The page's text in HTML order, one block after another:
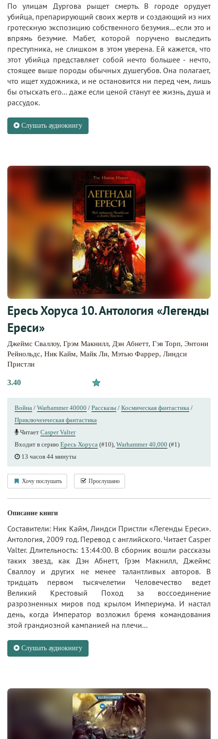
По улицам Дургова рыщет смерть. В городе орудует
убийца, препарирующий своих жертв и создающий из них
гротескную экспозицию собственного безумия... если это и
впрямь безумие. Мабет, которой поручено выследить
преступника, не слишком в этом уверена. Ей кажется, что
этот убийца представляет собой нечто большее - нечто,
стоящее выше породы обычных душегубов. Она полагает,
что ищет художника, и не остановится ни перед чем, лишь
бы отыскать его... даже если ценой станут ее жизнь, душа и
рассудок.
Слушать аудиокнигу
Ересь Хоруса 10. Антология «Легенды
Ереси»
Джеймс Сваллоу, Грэм Макнилл, Дэн Абнетт, Гэв Торп, Энтони
Рейнольдс, Ник Кайм, Майк Ли, Мэтью Фаррер, Линдси
Пристли
3.40
Война / Warhammer 40000 / Рассказы / Космическая фантастика /
Приключенческая фантастика
Читает Casper Valter
Входит в серию Ересь Хоруса (#10), Warhammer 40,000 (#1)
13 часов 44 минуты
Хочу послушать Прослушано
Описание книги
Составители: Ник Кайм, Линдси Пристли «Легенды Ереси».
Антология, 2009 год. Перевод с английского. Читает Casper
Valter. Длительность: 13:44:00. В сборник вошли рассказы
таких звезд, как Дэн Абнетт, Грэм Макнилл, Джеймс
Сваллоу и других не менее талантливых авторов. В
тридцать первом тысячелетии Человечество ведет
Великий Крестовый Поход за воссоединение
разрозненных миров под крылом Империума. И настал
день, когда Император возложил бремя командования
этой грандиозной кампанией на плечи...
Слушать аудиокнигу